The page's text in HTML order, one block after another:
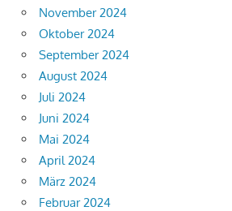
November 2024
Oktober 2024
September 2024
August 2024
Juli 2024
Juni 2024
Mai 2024
April 2024
März 2024
Februar 2024